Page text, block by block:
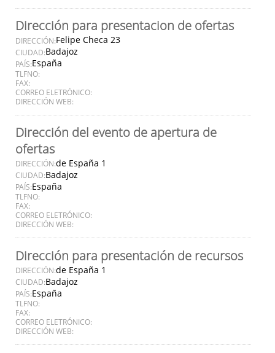
Dirección para presentacion de ofertas
DIRECCIÓN:Felipe Checa 23
CIUDAD:Badajoz
PAÍS:España
TLFNO:
FAX:
CORREO ELETRÓNICO:
DIRECCIÓN WEB:
Dirección del evento de apertura de
ofertas
DIRECCIÓN:de España 1
CIUDAD:Badajoz
PAÍS:España
TLFNO:
FAX:
CORREO ELETRÓNICO:
DIRECCIÓN WEB:
Dirección para presentación de recursos
DIRECCIÓN:de España 1
CIUDAD:Badajoz
PAÍS:España
TLFNO:
FAX:
CORREO ELETRÓNICO:
DIRECCIÓN WEB: